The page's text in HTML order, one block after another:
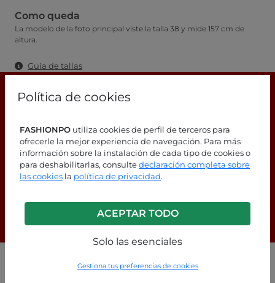
Política de cookies
FASHIONPO utiliza cookies de perfil de terceros para
ofrecerle la mejor experiencia de navegación. Para más
información sobre la instalación de cada tipo de cookies o
para deshabilitarlas, consultedeclaración completa sobre
las cookies la política de privacidad.
ACEPTAR TODO
Solo las esenciales
Gestiona tus preferencias de cookies
Como queda
La modelo de la foto principal viste la talla 38 y mide 157 cm de
altura.
Guía de tallas
¿Estás buscando respuestas?
¡Consulta nuestra página de
F.A.Q.
MAYORISTA FASHIONPO